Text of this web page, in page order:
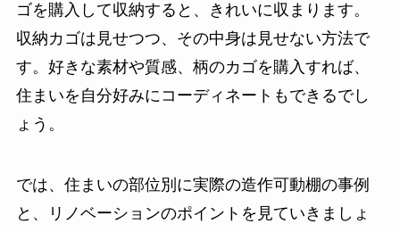
ゴを購入して収納すると、きれいに収まります。
収納カゴは見せつつ、その中身は見せない方法で
す。好きな素材や質感、柄のカゴを購入すれば、
住まいを自分好みにコーディネートもできるでし
ょう。
では、住まいの部位別に実際の造作可動棚の事例
と、リノベーションのポイントを見ていきましょ